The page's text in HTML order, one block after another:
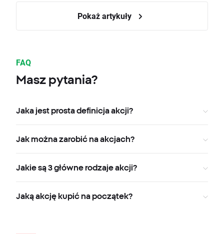
Pokaż artykuły
FAQ
Masz pytania?
Jaka jest prosta definicja akcji?
Jak można zarobić na akcjach?
Jakie są 3 główne rodzaje akcji?
Jaką akcję kupić na początek?